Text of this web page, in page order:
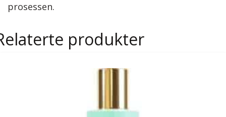
prosessen.
produkter